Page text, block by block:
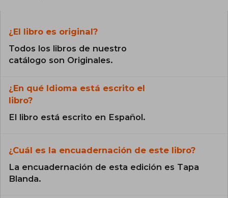
¿El libro es original?
Todos los libros de nuestro
catálogo son Originales.
¿En qué Idioma está escrito el
libro?
El libro está escrito en Español.
¿Cuál es la encuadernación de este libro?
La encuadernación de esta edición es Tapa
Blanda.